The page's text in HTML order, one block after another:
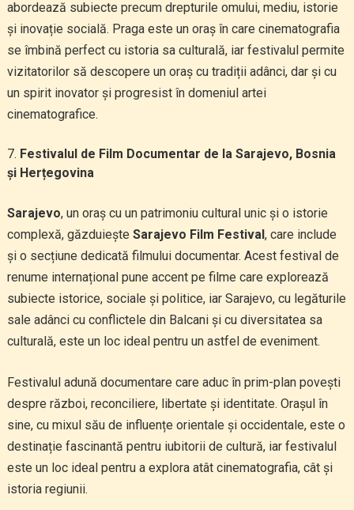
abordează subiecte precum drepturile omului, mediu, istorie
și inovație socială. Praga este un oraș în care cinematografia
se îmbină perfect cu istoria sa culturală, iar festivalul permite
vizitatorilor să descopere un oraș cu tradiții adânci, dar și cu
un spirit inovator și progresist în domeniul artei
cinematografice.
Festivalul de Film Documentar de la Sarajevo, Bosnia
și Herțegovina
Sarajevo, un oraș cu un patrimoniu cultural unic și o istorie
complexă, găzduiește Sarajevo Film Festival, care include
și o secțiune dedicată filmului documentar. Acest festival de
renume internațional pune accent pe filme care explorează
subiecte istorice, sociale și politice, iar Sarajevo, cu legăturile
sale adânci cu conflictele din Balcani și cu diversitatea sa
culturală, este un loc ideal pentru un astfel de eveniment.
Festivalul adună documentare care aduc în prim-plan povești
despre război, reconciliere, libertate și identitate. Orașul în
sine, cu mixul său de influențe orientale și occidentale, este o
destinație fascinantă pentru iubitorii de cultură, iar festivalul
este un loc ideal pentru a explora atât cinematografia, cât și
istoria regiunii.